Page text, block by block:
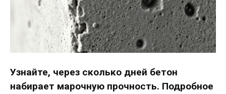
Узнайте, через сколько дней бетон
набирает марочную прочность. Подробное